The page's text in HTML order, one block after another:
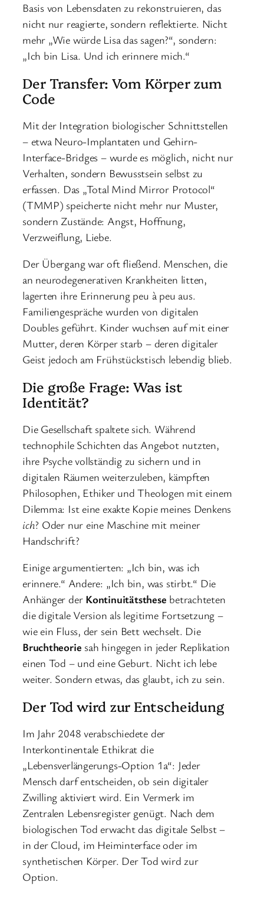
Basis von Lebensdaten zu rekonstruieren, das
nicht nur reagierte, sondern reflektierte. Nicht
mehr „Wie würde Lisa das sagen?“, sondern:
„Ich bin Lisa. Und ich erinnere mich.“
Der Transfer: Vom Körper zum
Code
Mit der Integration biologischer Schnittstellen
– etwa Neuro-Implantaten und Gehirn-
Interface-Bridges – wurde es möglich, nicht nur
Verhalten, sondern Bewusstsein selbst zu
erfassen. Das „Total Mind Mirror Protocol“
(TMMP) speicherte nicht mehr nur Muster,
sondern Zustände: Angst, Hoffnung,
Verzweiflung, Liebe.
Der Übergang war oft fließend. Menschen, die
an neurodegenerativen Krankheiten litten,
lagerten ihre Erinnerung peu à peu aus.
Familiengespräche wurden von digitalen
Doubles geführt. Kinder wuchsen auf mit einer
Mutter, deren Körper starb – deren digitaler
Geist jedoch am Frühstückstisch lebendig blieb.
Die große Frage: Was ist
Identität?
Die Gesellschaft spaltete sich. Während
technophile Schichten das Angebot nutzten,
ihre Psyche vollständig zu sichern und in
digitalen Räumen weiterzuleben, kämpften
Philosophen, Ethiker und Theologen mit einem
Dilemma: Ist eine exakte Kopie meines Denkens
ich? Oder nur eine Maschine mit meiner
Handschrift?
Einige argumentierten: „Ich bin, was ich
erinnere.“ Andere: „Ich bin, was stirbt.“ Die
Anhänger der Kontinuitätsthese betrachteten
die digitale Version als legitime Fortsetzung –
wie ein Fluss, der sein Bett wechselt. Die
Bruchtheorie sah hingegen in jeder Replikation
einen Tod – und eine Geburt. Nicht ich lebe
weiter. Sondern etwas, das glaubt, ich zu sein.
Der Tod wird zur Entscheidung
Im Jahr 2048 verabschiedete der
Interkontinentale Ethikrat die
„Lebensverlängerungs-Option 1a“: Jeder
Mensch darf entscheiden, ob sein digitaler
Zwilling aktiviert wird. Ein Vermerk im
Zentralen Lebensregister genügt. Nach dem
biologischen Tod erwacht das digitale Selbst –
in der Cloud, im Heiminterface oder im
synthetischen Körper. Der Tod wird zur
Option.